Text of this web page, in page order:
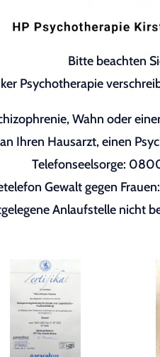
Bitte beachten
Psychotherapie
Wahn oder
Ihren Hausarzt, einen
Telefonseelsorge:
Gewalt gegen
Anlaufstelle nicht